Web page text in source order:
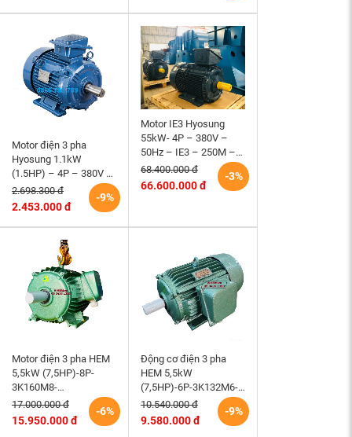
Motor điện 3 pha
Hyosung 1.1kW
(1.5HP) – 4P – 380V –
50Hz – TEFC – 90S
(tốc độ 1500rpm)
-9%
2.698.300 đ
2.453.000 đ
Motor IE3 Hyosung
55kW- 4P – 380V –
50Hz – IE3 – 250M –
B3 hiệu suất cao
-3%
68.400.000 đ
66.600.000 đ
Motor điện 3 pha HEM
5,5kW (7,5HP)-8P-
3K160M8-
220/380/660V-B3 tốc
độ 730 (750)r/min
động cơ điện cơ Hem
-6%
17.000.000 đ
15.950.000 đ
Động cơ điện 3 pha
HEM 5,5kW
(7,5HP)-6P-3K132M6-
220/380V tốc độ 980 –
1000 r/min điện cơ -9%
10.540.000 đ
9.580.000 đ